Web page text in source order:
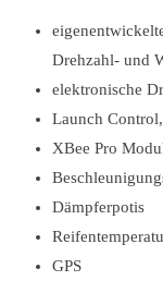
Drehzahl- und
elektronische
Launch
XBee Pro
Dämpferpotis
GPS